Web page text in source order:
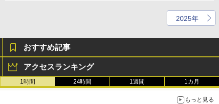
2025年
おすすめ記事
アクセスランキング
1時間 24時間 1週間 1カ月
もっと見る